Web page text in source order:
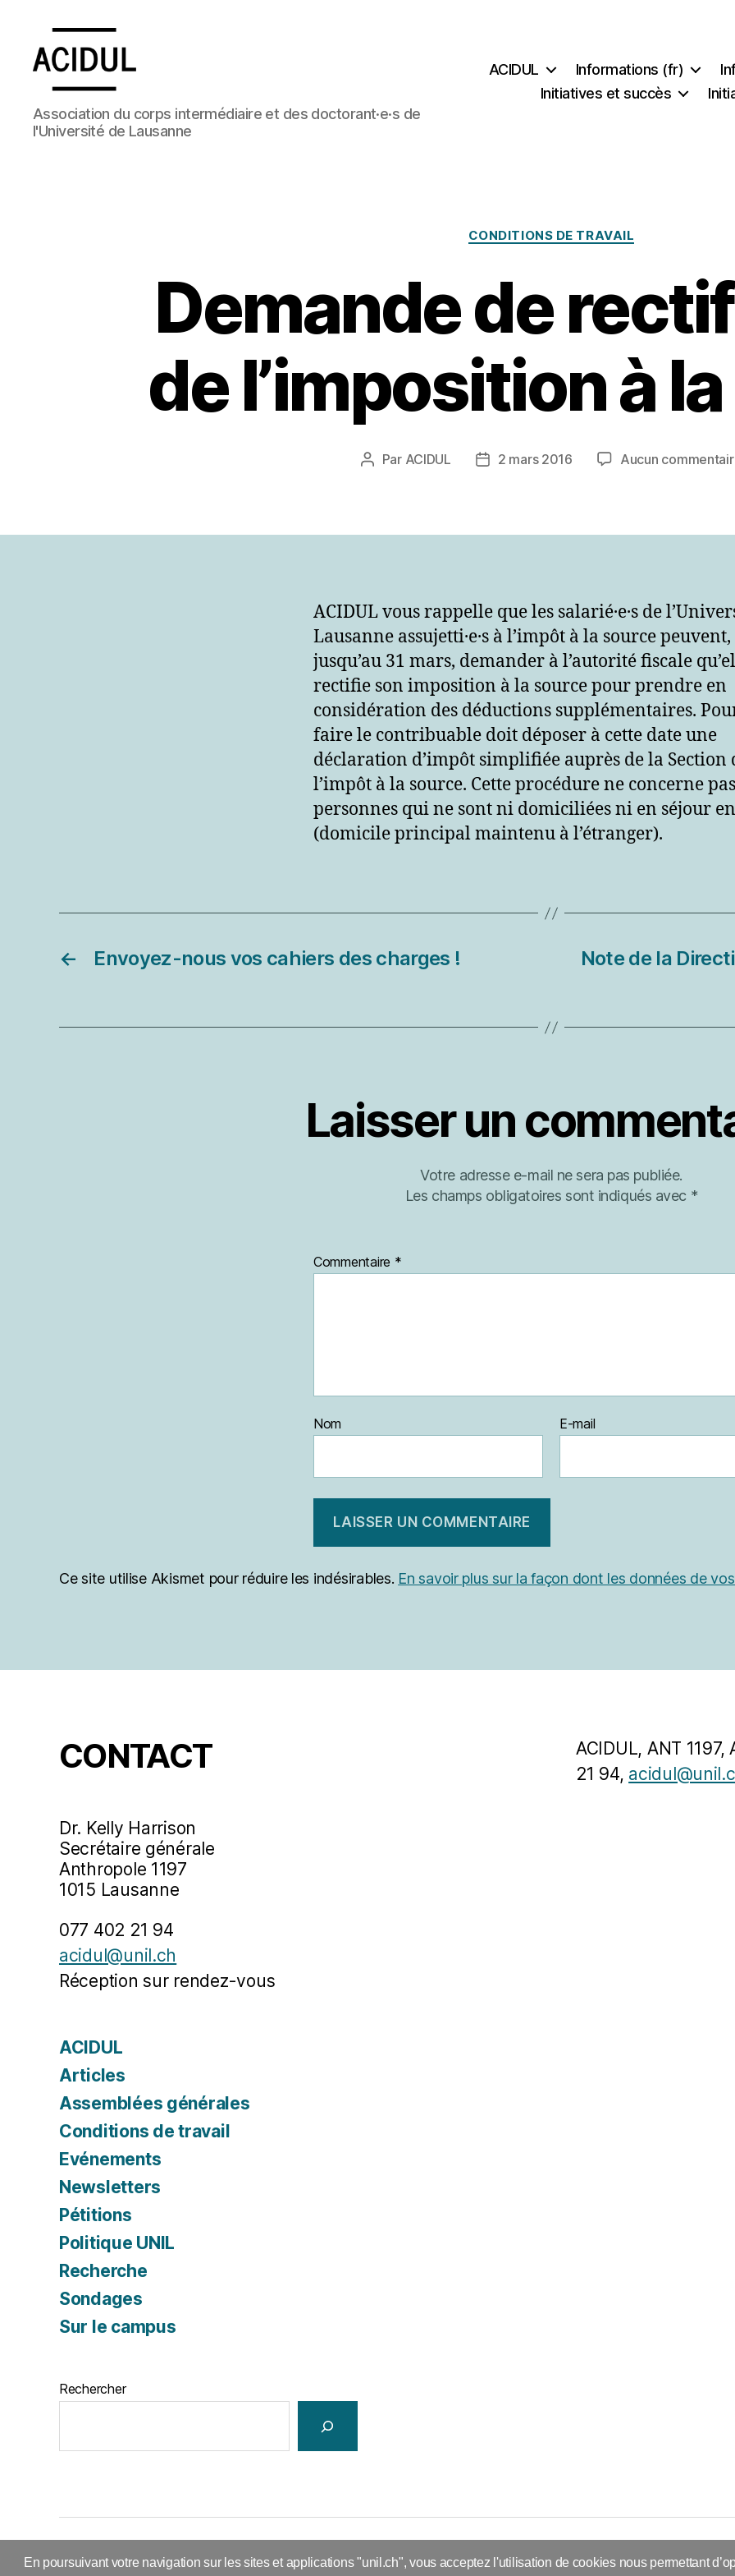
En poursuivant votre navigation sur les sites et applications "unil.ch", vous acceptez l'utilisation de cookies nous permettant
ACIDUL
Association du corps intermédiaire et des doctorant·e·s de
l'Université de Lausanne
ACIDUL Informations (fr)
Initiatives et succès
Catégories
CONDITIONS DE TRAVAIL
Demande de
de l’imposition à
Auteur
Par ACIDUL
Date2 mars 2016 Aucun
ACIDUL vous rappelle que les salarié·e·s de
Lausanne assujetti·e·s à l’impôt à la source peuvent,
jusqu’au 31 mars, demander à l’autorité fiscale
rectifie son imposition à la source pour prendre en
considération des déductions supplémentaires.
faire le contribuable doit déposer à cette date une
déclaration d’impôt simplifiée auprès de la Section
l’impôt à la source. Cette procédure ne concerne
personnes qui ne sont ni domiciliées ni en séjour en
(domicile principal maintenu à l’étranger).
← Envoyez-nous vos cahiers des charges ! Note de la
Laisser un
Votre adresse e-mail ne sera pas publiée.
Les champs obligatoires sont indiqués avec *
Commentaire *
Nom E-mail
Ce site utilise Akismet pour réduire les indésirables. En savoir plus sur la façon dont les données de
CONTACT
Dr. Kelly Harrison
Secrétaire générale
Anthropole 1197
1015 Lausanne
077 402 21 94
acidul@unil.ch
Réception sur rendez-vous
ACIDUL
Articles
Assemblées générales
Conditions de travail
Evénements
Newsletters
Pétitions
Politique UNIL
Recherche
Sondages
Sur le campus
Rechercher
ACIDUL, ANT
21 94,
© 2026ACIDUL Propulsé par WordPress